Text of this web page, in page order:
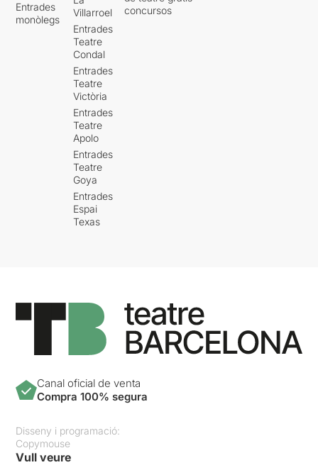
Entrades
monòlegs
Villarroel
Entrades
Teatre
Condal
Entrades
Teatre
Victòria
Entrades
Teatre
Apolo
Entrades
Teatre
Goya
Entrades
Espai
Texas
concursos
Canal oficial de venta
Compra 100% segura
Disseny i programació:
Copymouse
Vull veure